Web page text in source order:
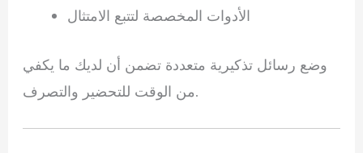
الأدوات المخصصة لتتبع الامتثال
وضع رسائل تذكيرية متعددة تضمن أن لديك ما يكفي
من الوقت للتحضير والتصرف.